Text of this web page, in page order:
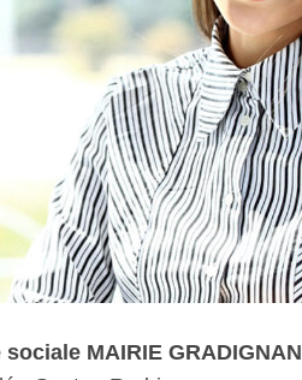
MAIRIE GRADIGNAN